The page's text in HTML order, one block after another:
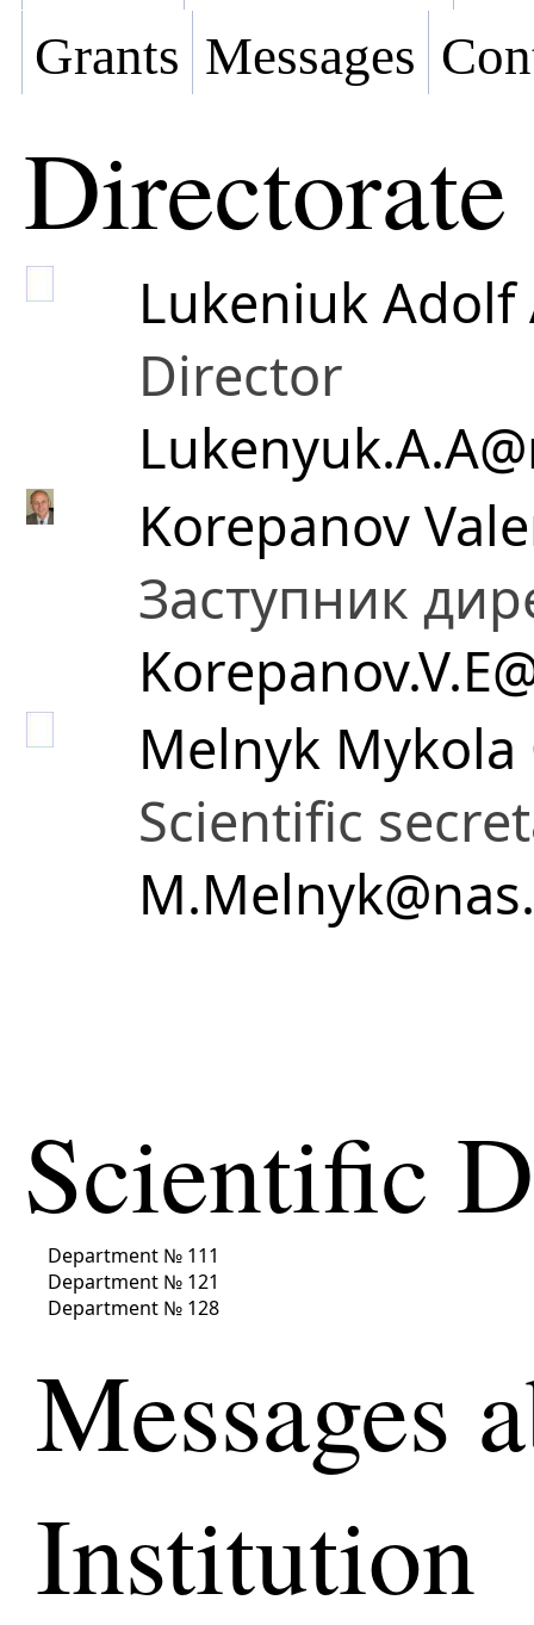
Grants Messages
Directorate
Lukeniuk Adolf
Director
Korepanov
Заступник
Melnyk Mykola
Scientific
Scientific
Department № 111
Department № 121
Department № 128
Messages
Institution